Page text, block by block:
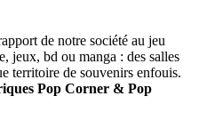
de notre société au jeu
jeux, bd ou manga : des salles
territoire de souvenirs enfouis.
Pop Corner & Pop